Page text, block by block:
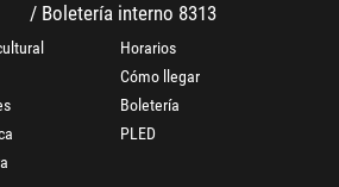
/ Boletería interno 8313
Horarios
Cómo llegar
Boletería
PLED